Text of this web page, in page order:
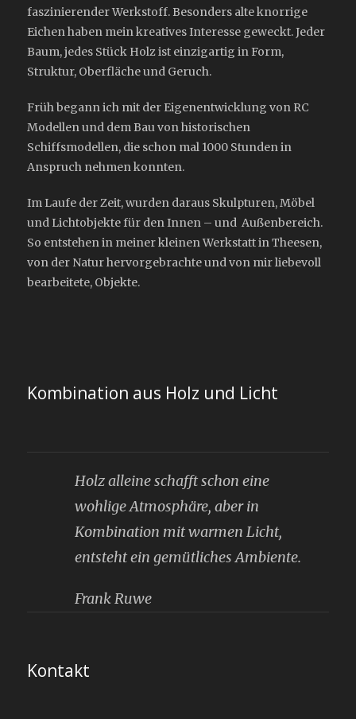
faszinierender Werkstoff. Besonders alte knorrige
Eichen haben mein kreatives Interesse geweckt. Jeder
Baum, jedes Stück Holz ist einzigartig in Form,
Struktur, Oberfläche und Geruch.
Früh begann ich mit der Eigenentwicklung von RC
Modellen und dem Bau von historischen
Schiffsmodellen, die schon mal 1000 Stunden in
Anspruch nehmen konnten.
Im Laufe der Zeit, wurden daraus Skulpturen, Möbel
und Lichtobjekte für den Innen – und Außenbereich.
So entstehen in meiner kleinen Werkstatt in Theesen,
von der Natur hervorgebrachte und von mir liebevoll
bearbeitete, Objekte.
Kombination aus Holz und Licht
Holz alleine schafft schon eine
wohlige Atmosphäre, aber in
Kombination mit warmen Licht,
entsteht ein gemütliches Ambiente.
Frank Ruwe
Kontakt